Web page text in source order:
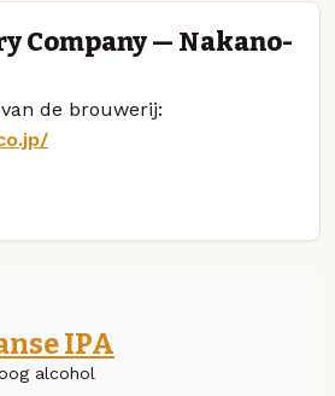
Company — Nakano-
de brouwerij:
IPA
alcohol